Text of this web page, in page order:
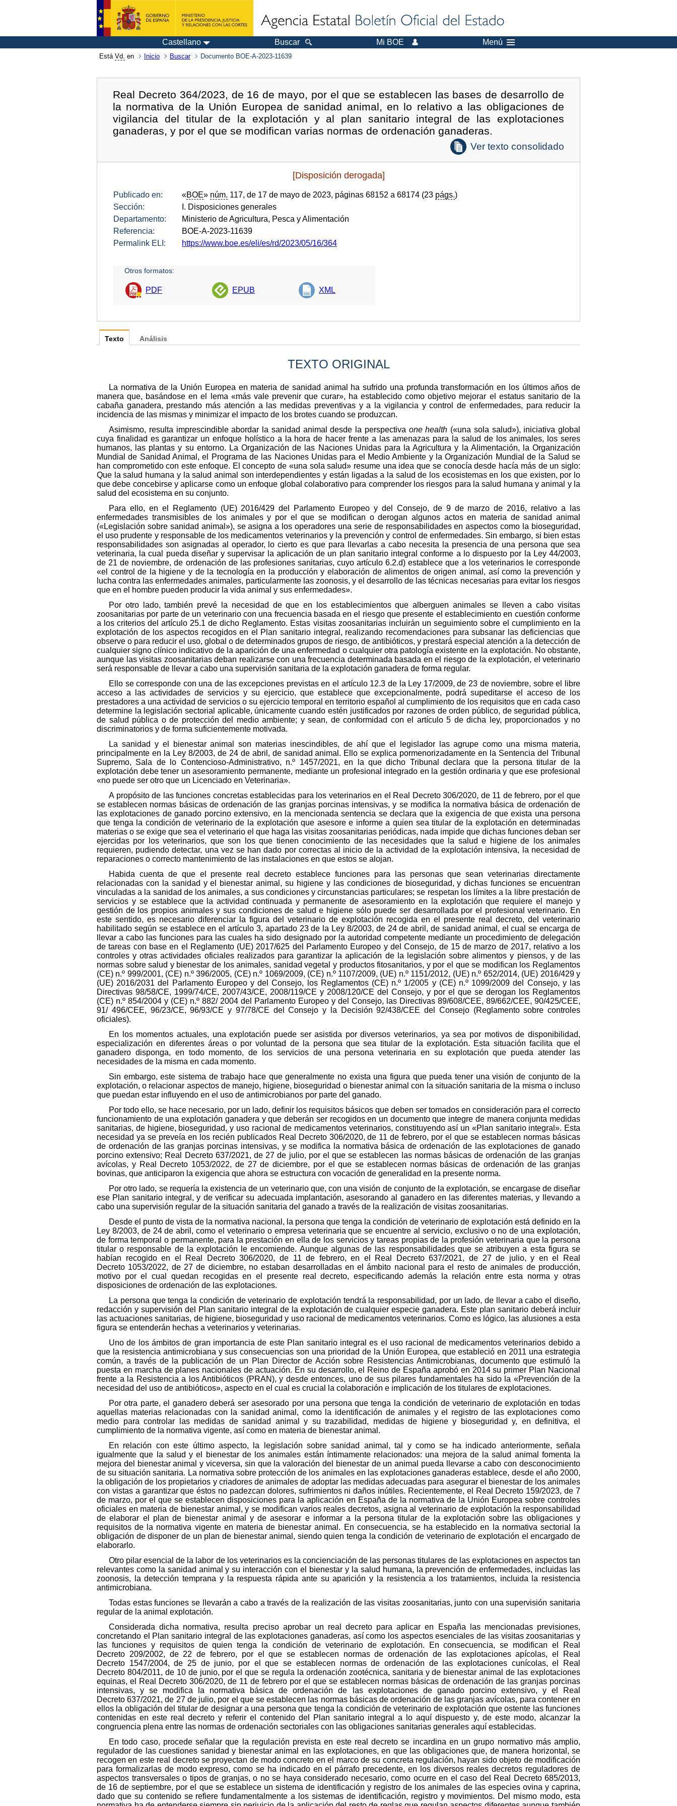
Castellano Buscar Mi BOE Menú
Está Vd. en Inicio Buscar Documento BOE-A-2023-11639
Real Decreto 364/2023, de 16 de mayo, por el que se establecen las bases de desarrollo de
la normativa de la Unión Europea de sanidad animal, en lo relativo a las obligaciones de
vigilancia del titular de la explotación y al plan sanitario integral de las explotaciones
ganaderas, y por el que se modifican varias normas de ordenación ganaderas.
Ver texto consolidado
[Disposición derogada]
Publicado en: «BOE» núm. 117, de 17 de mayo de 2023, páginas 68152 a 68174 (23 págs.)
Sección:
I. Disposiciones generales
Departamento:
Ministerio de Agricultura, Pesca y Alimentación
Referencia:
BOE-A-2023-11639
Permalink ELI:
https://www.boe.es/eli/es/rd/2023/05/16/364
Otros formatos:
PDF EPUB XML
Texto
TEXTO ORIGINAL
La normativa de la Unión Europea en materia de sanidad animal ha sufrido una profunda transformación en los últimos años de
manera que, basándose en el lema «más vale prevenir que curar», ha establecido como objetivo mejorar el estatus sanitario de la
cabaña ganadera, prestando más atención a las medidas preventivas y a la vigilancia y control de enfermedades, para reducir la
incidencia de las mismas y minimizar el impacto de los brotes cuando se produzcan.
Asimismo, resulta imprescindible abordar la sanidad animal desde la perspectiva one health («una sola salud»), iniciativa global
cuya finalidad es garantizar un enfoque holístico a la hora de hacer frente a las amenazas para la salud de los animales, los seres
humanos, las plantas y su entorno. La Organización de las Naciones Unidas para la Agricultura y la Alimentación, la Organización
Mundial de Sanidad Animal, el Programa de las Naciones Unidas para el Medio Ambiente y la Organización Mundial de la Salud se
han comprometido con este enfoque. El concepto de «una sola salud» resume una idea que se conocía desde hacía más de un siglo:
Que la salud humana y la salud animal son interdependientes y están ligadas a la salud de los ecosistemas en los que existen, por lo
que debe concebirse y aplicarse como un enfoque global colaborativo para comprender los riesgos para la salud humana y animal y la
salud del ecosistema en su conjunto.
Para ello, en el Reglamento (UE) 2016/429 del Parlamento Europeo y del Consejo, de 9 de marzo de 2016, relativo a las
enfermedades transmisibles de los animales y por el que se modifican o derogan algunos actos en materia de sanidad animal
(«Legislación sobre sanidad animal»), se asigna a los operadores una serie de responsabilidades en aspectos como la bioseguridad,
el uso prudente y responsable de los medicamentos veterinarios y la prevención y control de enfermedades. Sin embargo, si bien estas
responsabilidades son asignadas al operador, lo cierto es que para llevarlas a cabo necesita la presencia de una persona que sea
veterinaria, la cual pueda diseñar y supervisar la aplicación de un plan sanitario integral conforme a lo dispuesto por la Ley 44/2003,
de 21 de noviembre, de ordenación de las profesiones sanitarias, cuyo artículo 6.2.d) establece que a los veterinarios le corresponde
«el control de la higiene y de la tecnología en la producción y elaboración de alimentos de origen animal, así como la prevención y
lucha contra las enfermedades animales, particularmente las zoonosis, y el desarrollo de las técnicas necesarias para evitar los riesgos
que en el hombre pueden producir la vida animal y sus enfermedades».
Por otro lado, también prevé la necesidad de que en los establecimientos que alberguen animales se lleven a cabo visitas
zoosanitarias por parte de un veterinario con una frecuencia basada en el riesgo que presente el establecimiento en cuestión conforme
a los criterios del artículo 25.1 de dicho Reglamento. Estas visitas zoosanitarias incluirán un seguimiento sobre el cumplimiento en la
explotación de los aspectos recogidos en el Plan sanitario integral, realizando recomendaciones para subsanar las deficiencias que
observe o para reducir el uso, global o de determinados grupos de riesgo, de antibióticos, y prestará especial atención a la detección de
cualquier signo clínico indicativo de la aparición de una enfermedad o cualquier otra patología existente en la explotación. No obstante,
aunque las visitas zoosanitarias deban realizarse con una frecuencia determinada basada en el riesgo de la explotación, el veterinario
será responsable de llevar a cabo una supervisión sanitaria de la explotación ganadera de forma regular.
Ello se corresponde con una de las excepciones previstas en el artículo 12.3 de la Ley 17/2009, de 23 de noviembre, sobre el libre
acceso a las actividades de servicios y su ejercicio, que establece que excepcionalmente, podrá supeditarse el acceso de los
prestadores a una actividad de servicios o su ejercicio temporal en territorio español al cumplimiento de los requisitos que en cada caso
determine la legislación sectorial aplicable, únicamente cuando estén justificados por razones de orden público, de seguridad pública,
de salud pública o de protección del medio ambiente; y sean, de conformidad con el artículo 5 de dicha ley, proporcionados y no
discriminatorios y de forma suficientemente motivada.
La sanidad y el bienestar animal son materias inescindibles, de ahí que el legislador las agrupe como una misma materia,
principalmente en la Ley 8/2003, de 24 de abril, de sanidad animal. Ello se explica pormenorizadamente en la Sentencia del Tribunal
Supremo, Sala de lo Contencioso-Administrativo, n.º 1457/2021, en la que dicho Tribunal declara que la persona titular de la
explotación debe tener un asesoramiento permanente, mediante un profesional integrado en la gestión ordinaria y que ese profesional
«no puede ser otro que un Licenciado en Veterinaria».
A propósito de las funciones concretas establecidas para los veterinarios en el Real Decreto 306/2020, de 11 de febrero, por el que
se establecen normas básicas de ordenación de las granjas porcinas intensivas, y se modifica la normativa básica de ordenación de
las explotaciones de ganado porcino extensivo, en la mencionada sentencia se declara que la exigencia de que exista una persona
que tenga la condición de veterinario de la explotación que asesore e informe a quien sea titular de la explotación en determinadas
materias o se exige que sea el veterinario el que haga las visitas zoosanitarias periódicas, nada impide que dichas funciones deban ser
ejercidas por los veterinarios, que son los que tienen conocimiento de las necesidades que la salud e higiene de los animales
requieren, pudiendo detectar, una vez se han dado por correctas al inicio de la actividad de la explotación intensiva, la necesidad de
reparaciones o correcto mantenimiento de las instalaciones en que estos se alojan.
Habida cuenta de que el presente real decreto establece funciones para las personas que sean veterinarias directamente
relacionadas con la sanidad y el bienestar animal, su higiene y las condiciones de bioseguridad, y dichas funciones se encuentran
vinculadas a la sanidad de los animales, a sus condiciones y circunstancias particulares; se respetan los límites a la libre prestación de
servicios y se establece que la actividad continuada y permanente de asesoramiento en la explotación que requiere el manejo y
gestión de los propios animales y sus condiciones de salud e higiene sólo puede ser desarrollada por el profesional veterinario. En
este sentido, es necesario diferenciar la figura del veterinario de explotación recogida en el presente real decreto, del veterinario
habilitado según se establece en el artículo 3, apartado 23 de la Ley 8/2003, de 24 de abril, de sanidad animal, el cual se encarga de
llevar a cabo las funciones para las cuales ha sido designado por la autoridad competente mediante un procedimiento de delegación
de tareas con base en el Reglamento (UE) 2017/625 del Parlamento Europeo y del Consejo, de 15 de marzo de 2017, relativo a los
controles y otras actividades oficiales realizados para garantizar la aplicación de la legislación sobre alimentos y piensos, y de las
normas sobre salud y bienestar de los animales, sanidad vegetal y productos fitosanitarios, y por el que se modifican los Reglamentos
(CE) n.º 999/2001, (CE) n.º 396/2005, (CE) n.º 1069/2009, (CE) n.º 1107/2009, (UE) n.º 1151/2012, (UE) n.º 652/2014, (UE) 2016/429 y
(UE) 2016/2031 del Parlamento Europeo y del Consejo, los Reglamentos (CE) n.º 1/2005 y (CE) n.º 1099/2009 del Consejo, y las
Directivas 98/58/CE, 1999/74/CE, 2007/43/CE, 2008/119/CE y 2008/120/CE del Consejo, y por el que se derogan los Reglamentos
(CE) n.º 854/2004 y (CE) n.º 882/ 2004 del Parlamento Europeo y del Consejo, las Directivas 89/608/CEE, 89/662/CEE, 90/425/CEE,
91/ 496/CEE, 96/23/CE, 96/93/CE y 97/78/CE del Consejo y la Decisión 92/438/CEE del Consejo (Reglamento sobre controles
oficiales).
En los momentos actuales, una explotación puede ser asistida por diversos veterinarios, ya sea por motivos de disponibilidad,
especialización en diferentes áreas o por voluntad de la persona que sea titular de la explotación. Esta situación facilita que el
ganadero disponga, en todo momento, de los servicios de una persona veterinaria en su explotación que pueda atender las
necesidades de la misma en cada momento.
Sin embargo, este sistema de trabajo hace que generalmente no exista una figura que pueda tener una visión de conjunto de la
explotación, o relacionar aspectos de manejo, higiene, bioseguridad o bienestar animal con la situación sanitaria de la misma o incluso
que puedan estar influyendo en el uso de antimicrobianos por parte del ganado.
Por todo ello, se hace necesario, por un lado, definir los requisitos básicos que deben ser tomados en consideración para el correcto
funcionamiento de una explotación ganadera y que deberán ser recogidos en un documento que integre de manera conjunta medidas
sanitarias, de higiene, bioseguridad, y uso racional de medicamentos veterinarios, constituyendo así un «Plan sanitario integral». Esta
necesidad ya se preveía en los recién publicados Real Decreto 306/2020, de 11 de febrero, por el que se establecen normas básicas
de ordenación de las granjas porcinas intensivas, y se modifica la normativa básica de ordenación de las explotaciones de ganado
porcino extensivo; Real Decreto 637/2021, de 27 de julio, por el que se establecen las normas básicas de ordenación de las granjas
avícolas, y Real Decreto 1053/2022, de 27 de diciembre, por el que se establecen normas básicas de ordenación de las granjas
bovinas, que anticiparon la exigencia que ahora se estructura con vocación de generalidad en la presente norma.
Por otro lado, se requería la existencia de un veterinario que, con una visión de conjunto de la explotación, se encargase de diseñar
ese Plan sanitario integral, y de verificar su adecuada implantación, asesorando al ganadero en las diferentes materias, y llevando a
cabo una supervisión regular de la situación sanitaria del ganado a través de la realización de visitas zoosanitarias.
Desde el punto de vista de la normativa nacional, la persona que tenga la condición de veterinario de explotación está definido en la
Ley 8/2003, de 24 de abril, como el veterinario o empresa veterinaria que se encuentre al servicio, exclusivo o no de una explotación,
de forma temporal o permanente, para la prestación en ella de los servicios y tareas propias de la profesión veterinaria que la persona
titular o responsable de la explotación le encomiende. Aunque algunas de las responsabilidades que se atribuyen a esta figura se
habían recogido en el Real Decreto 306/2020, de 11 de febrero, en el Real Decreto 637/2021, de 27 de julio, y en el Real
Decreto 1053/2022, de 27 de diciembre, no estaban desarrolladas en el ámbito nacional para el resto de animales de producción,
motivo por el cual quedan recogidas en el presente real decreto, especificando además la relación entre esta norma y otras
disposiciones de ordenación de las explotaciones.
La persona que tenga la condición de veterinario de explotación tendrá la responsabilidad, por un lado, de llevar a cabo el diseño,
redacción y supervisión del Plan sanitario integral de la explotación de cualquier especie ganadera. Este plan sanitario deberá incluir
las actuaciones sanitarias, de higiene, bioseguridad y uso racional de medicamentos veterinarios. Como es lógico, las alusiones a esta
figura se entenderán hechas a veterinarios y veterinarias.
Uno de los ámbitos de gran importancia de este Plan sanitario integral es el uso racional de medicamentos veterinarios debido a
que la resistencia antimicrobiana y sus consecuencias son una prioridad de la Unión Europea, que estableció en 2011 una estrategia
común, a través de la publicación de un Plan Director de Acción sobre Resistencias Antimicrobianas, documento que estimuló la
puesta en marcha de planes nacionales de actuación. En su desarrollo, el Reino de España aprobó en 2014 su primer Plan Nacional
frente a la Resistencia a los Antibióticos (PRAN), y desde entonces, uno de sus pilares fundamentales ha sido la «Prevención de la
necesidad del uso de antibióticos», aspecto en el cual es crucial la colaboración e implicación de los titulares de explotaciones.
Por otra parte, el ganadero deberá ser asesorado por una persona que tenga la condición de veterinario de explotación en todas
aquellas materias relacionadas con la sanidad animal, como la identificación de animales y el registro de las explotaciones como
medio para controlar las medidas de sanidad animal y su trazabilidad, medidas de higiene y bioseguridad y, en definitiva, el
cumplimiento de la normativa vigente, así como en materia de bienestar animal.
En relación con este último aspecto, la legislación sobre sanidad animal, tal y como se ha indicado anteriormente, señala
igualmente que la salud y el bienestar de los animales están íntimamente relacionados: una mejora de la salud animal fomenta la
mejora del bienestar animal y viceversa, sin que la valoración del bienestar de un animal pueda llevarse a cabo con desconocimiento
de su situación sanitaria. La normativa sobre protección de los animales en las explotaciones ganaderas establece, desde el año 2000,
la obligación de los propietarios y criadores de animales de adoptar las medidas adecuadas para asegurar el bienestar de los animales
con vistas a garantizar que éstos no padezcan dolores, sufrimientos ni daños inútiles. Recientemente, el Real Decreto 159/2023, de 7
de marzo, por el que se establecen disposiciones para la aplicación en España de la normativa de la Unión Europea sobre controles
oficiales en materia de bienestar animal, y se modifican varios reales decretos, asigna al veterinario de explotación la responsabilidad
de elaborar el plan de bienestar animal y de asesorar e informar a la persona titular de la explotación sobre las obligaciones y
requisitos de la normativa vigente en materia de bienestar animal. En consecuencia, se ha establecido en la normativa sectorial la
obligación de disponer de un plan de bienestar animal, siendo quien tenga la condición de veterinario de explotación el encargado de
elaborarlo.
Otro pilar esencial de la labor de los veterinarios es la concienciación de las personas titulares de las explotaciones en aspectos tan
relevantes como la sanidad animal y su interacción con el bienestar y la salud humana, la prevención de enfermedades, incluidas las
zoonosis, la detección temprana y la respuesta rápida ante su aparición y la resistencia a los tratamientos, incluida la resistencia
antimicrobiana.
Todas estas funciones se llevarán a cabo a través de la realización de las visitas zoosanitarias, junto con una supervisión sanitaria
regular de la animal explotación.
Considerada dicha normativa, resulta preciso aprobar un real decreto para aplicar en España las mencionadas previsiones,
concretando el Plan sanitario integral de las explotaciones ganaderas, así como los aspectos esenciales de las visitas zoosanitarias y
las funciones y requisitos de quien tenga la condición de veterinario de explotación. En consecuencia, se modifican el Real
Decreto 209/2002, de 22 de febrero, por el que se establecen normas de ordenación de las explotaciones apícolas, el Real
Decreto 1547/2004, de 25 de junio, por el que se establecen normas de ordenación de las explotaciones cunícolas, el Real
Decreto 804/2011, de 10 de junio, por el que se regula la ordenación zootécnica, sanitaria y de bienestar animal de las explotaciones
equinas, el Real Decreto 306/2020, de 11 de febrero por el que se establecen normas básicas de ordenación de las granjas porcinas
intensivas, y se modifica la normativa básica de ordenación de las explotaciones de ganado porcino extensivo, y el Real
Decreto 637/2021, de 27 de julio, por el que se establecen las normas básicas de ordenación de las granjas avícolas, para contener en
ellos la obligación del titular de designar a una persona que tenga la condición de veterinario de explotación que ostente las funciones
contenidas en este real decreto y referir el contenido del Plan sanitario integral a lo aquí dispuesto y, de este modo, alcanzar la
congruencia plena entre las normas de ordenación sectoriales con las obligaciones sanitarias generales aquí establecidas.
En todo caso, procede señalar que la regulación prevista en este real decreto se incardina en un grupo normativo más amplio,
regulador de las cuestiones sanidad y bienestar animal en las explotaciones, en que las obligaciones que, de manera horizontal, se
recogen en este real decreto se proyectan de modo concreto en el marco de su concreta regulación, hayan sido objeto de modificación
para formalizarlas de modo expreso, como se ha indicado en el párrafo precedente, en los diversos reales decretos reguladores de
aspectos transversales o tipos de granjas, o no se haya considerado necesario, como ocurre en el caso del Real Decreto 685/2013,
de 16 de septiembre, por el que se establece un sistema de identificación y registro de los animales de las especies ovina y caprina,
dado que su contenido se refiere fundamentalmente a los sistemas de identificación, registro y movimientos. Del mismo modo, esta
Análisis